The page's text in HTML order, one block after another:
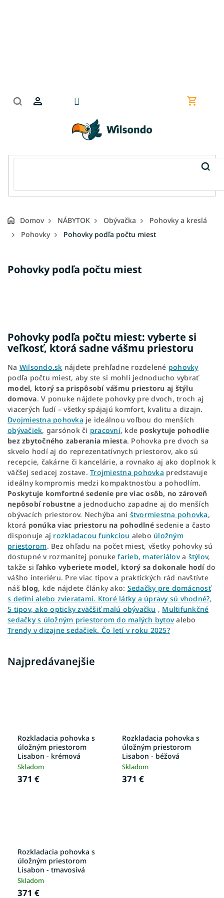
Domov NÁBYTOK Obývačka
Pohovky a kreslá
Pohovky
Pohovky podľa počtu miest
Pohovky podľa počtu miest
Pohovky podľa počtu miest: vyberte si
veľkosť, ktorá sadne vášmu priestoru
Na Wilsondo.sk nájdete prehľadne rozdelené pohovky
podľa počtu miest, aby ste si mohli jednoducho vybrať
model, ktorý sa prispôsobí vášmu priestoru aj štýlu
domova. V ponuke nájdete pohovky pre dvoch, troch aj
viacerých ľudí – všetky spájajú komfort, kvalitu a dizajn.
Dvojmiestna pohovka je ideálnou voľbou do menších
obývačiek, garsónok či pracovní, kde poskytuje pohodlie
bez zbytočného zaberania miesta. Pohovka pre dvoch sa
skvelo hodí aj do reprezentatívnych priestorov, ako sú
recepcie, čakárne či kancelárie, a rovnako aj ako doplnok k
väčšej sedacej zostave. Trojmiestna pohovka predstavuje
ideálny kompromis medzi kompaktnosťou a pohodlím.
Poskytuje komfortné sedenie pre viac osôb, no zároveň
nepôsobí robustne a jednoducho zapadne aj do menších
obývacích priestorov. Nechýba ani štvormiestna pohovka,
ktorá ponúka viac priestoru na pohodlnésedenie a často
disponuje aj rozkladacou funkciou alebo úložným
priestorom. Bez ohľadu na počet miest, všetky pohovky sú
dostupné v rozmanitej ponukefarieb, materiálova štýlov,
takže si ľahko vyberiete model, ktorý sa dokonale hodído
vášho interiéru. Pre viac tipov a praktických rád navštívte
náš blog, kde nájdete články ako: Sedačky pre domácnosť
s deťmi alebo zvieratami. Ktoré látky a úpravy sú vhodné?,
5 tipov, ako opticky zväčšiť malú obývačku , Multifunkčné
sedačky s úložným priestorom do malých bytovalebo
Trendy v dizajne sedačiek. Čo letí v roku 2025?
Najpredávanejšie
Rozkladacia pohovka s
úložným priestorom
Lisabon - krémová
Skladom
371 €
Rozkladacia pohovka s
úložným priestorom
Lisabon - béžová
Skladom
371 €
Rozkladacia pohovka s
úložným priestorom
Lisabon - tmavosivá
Skladom
371 €